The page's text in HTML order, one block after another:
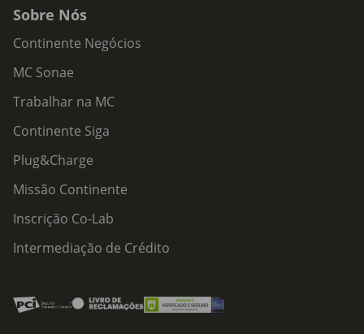
Sobre Nós
Continente Negócios
MC Sonae
Trabalhar na MC
Continente Siga
Plug&Charge
Missão Continente
Inscrição Co-Lab
Intermediação de Crédito